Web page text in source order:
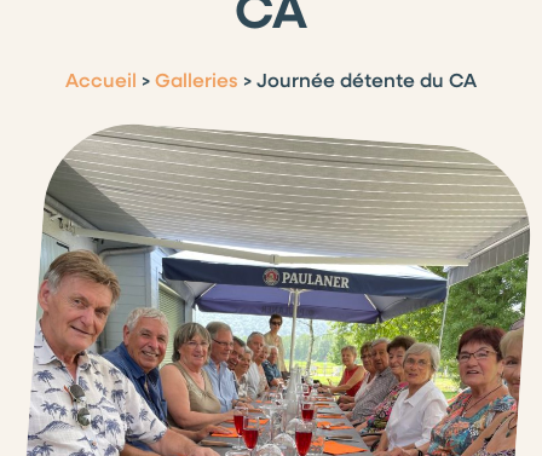
Accueil >Galleries >Journée détente du CA